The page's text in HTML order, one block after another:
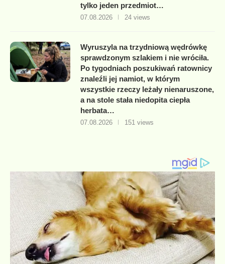
tylko jeden przedmiot…
07.08.2026 24 views
Wyruszyla na trzydniową wędrówkę
sprawdzonym szlakiem i nie wróciła.
Po tygodniach poszukiwań ratownicy
znaleźli jej namiot, w którym
wszystkie rzeczy leżały nienaruszone,
a na stole stała niedopita ciepła
herbata…
07.08.2026 151 views